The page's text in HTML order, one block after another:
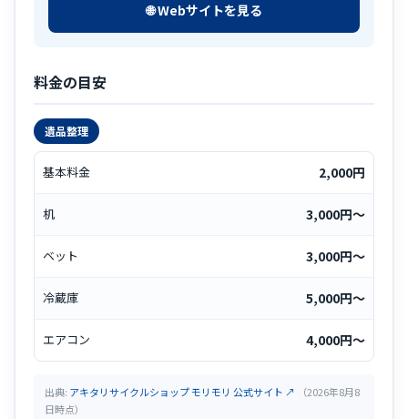
🌐 Webサイトを見る
料金の目安
遺品整理
基本料金 2,000円
机 3,000円〜
ベット 3,000円〜
冷蔵庫 5,000円〜
エアコン 4,000円〜
出典: アキタリサイクルショップ モリモリ 公式サイト ↗
（2026年8月8
日時点）